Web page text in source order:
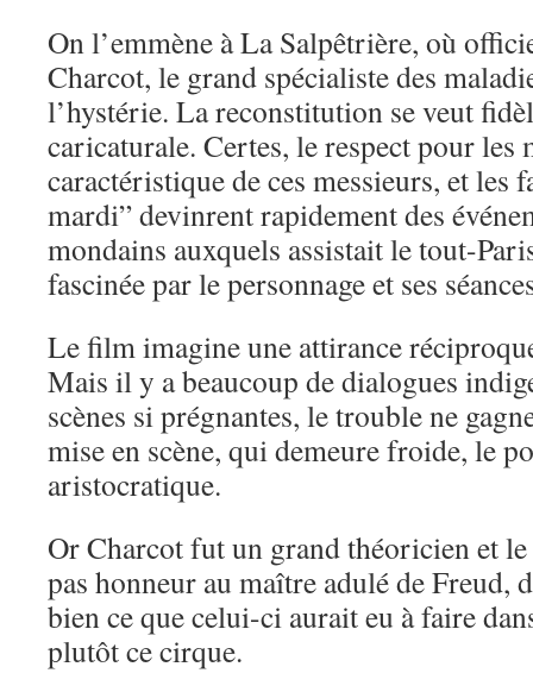
On l’emmène à La Salpêtrière, où
Charcot, le grand spécialiste des
l’hystérie. La reconstitution se veut
caricaturale. Certes, le respect pour les
caractéristique de ces messieurs, et les
mardi” devinrent rapidement des
mondains auxquels assistait le tout-
fascinée par le personnage et ses
Le film imagine une attirance
Mais il y a beaucoup de dialogues
scènes si prégnantes, le trouble ne
mise en scène, qui demeure froide, le
aristocratique.
Or Charcot fut un grand théoricien et
pas honneur au maître adulé de Freud,
bien ce que celui-ci aurait eu à faire
plutôt ce cirque.